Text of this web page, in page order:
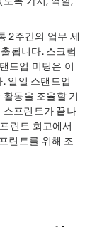
2주간의 업무 세
됩니다. 스크럼
드업 미팅은 이
일일 스탠드업
동을 조율할 기
스프린트가 끝나
린트 회고에서
린트를 위해 조